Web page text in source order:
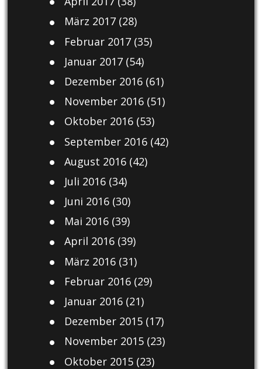
März 2017(28)
Februar 2017(35)
Januar 2017(54)
Dezember 2016(61)
November 2016(51)
Oktober 2016(53)
September 2016(42)
August 2016(42)
Juli 2016(34)
Juni 2016(30)
Mai 2016(39)
April 2016(39)
März 2016(31)
Februar 2016(29)
Januar 2016(21)
Dezember 2015(17)
November 2015(23)
Oktober 2015(23)